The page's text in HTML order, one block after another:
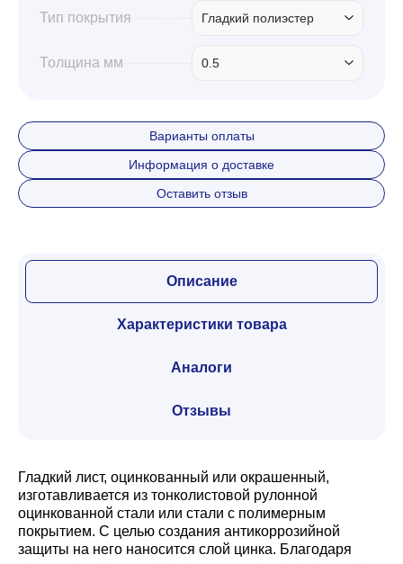
Тип покрытия Гладкий полиэстер
Толщина мм 0.5
Варианты оплаты
Информация о доставке
Оставить отзыв
Описание
Характеристики товара
Аналоги
Отзывы
Гладкий лист, оцинкованный или окрашенный,
изготавливается из тонколистовой рулонной
оцинкованной стали или стали с полимерным
покрытием. С целью создания антикоррозийной
защиты на него наносится слой цинка. Благодаря